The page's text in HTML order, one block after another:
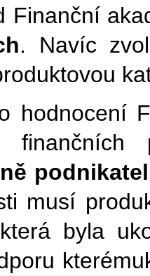
Finanční
. Navíc
hodnocení
musí
byla